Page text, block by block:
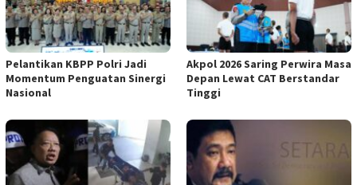
Pelantikan KBPP Polri Jadi
Momentum Penguatan Sinergi
Nasional
Akpol 2026 Saring Perwira Masa
Depan Lewat CAT Berstandar
Tinggi